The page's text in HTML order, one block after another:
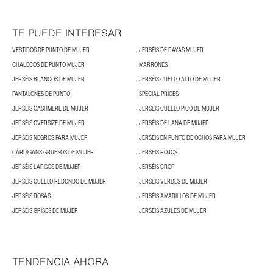
TE PUEDE INTERESAR
VESTIDOS DE PUNTO DE MUJER
JERSÉIS DE RAYAS MUJER
CHALECOS DE PUNTO MUJER
MARRONES
JERSÉIS BLANCOS DE MUJER
JERSÉIS CUELLO ALTO DE MUJER
PANTALONES DE PUNTO
SPECIAL PRICES
JERSÉIS CASHMERE DE MUJER
JERSÉIS CUELLO PICO DE MUJER
JERSÉIS OVERSIZE DE MUJER
JERSÉIS DE LANA DE MUJER
JERSÉIS NEGROS PARA MUJER
JERSÉIS EN PUNTO DE OCHOS PARA MUJER
CÁRDIGANS GRUESOS DE MUJER
JERSEIS ROJOS
JERSÉIS LARGOS DE MUJER
JERSÉIS CROP
JERSÉIS CUELLO REDONDO DE MUJER
JERSÉIS VERDES DE MUJER
JERSÉIS ROSAS
JERSÉIS AMARILLOS DE MUJER
JERSÉIS GRISES DE MUJER
JERSÉIS AZULES DE MUJER
TENDENCIA AHORA